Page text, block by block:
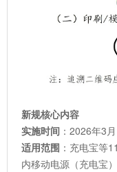
新规核心内容
实施时间 ：2026年3
适用范围 ：充电宝等
内移动电源（充电宝